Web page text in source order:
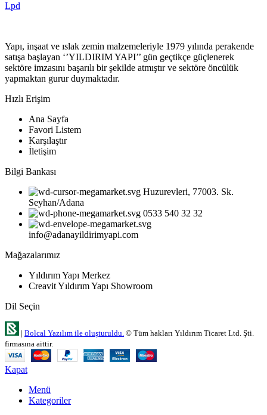
Lpd
Yapı, inşaat ve ıslak zemin malzemeleriyle 1979 yılında perakende
satışa başlayan ‘’YILDIRIM YAPI’’ gün geçtikçe güçlenerek
sektöre imzasını başarılı bir şekilde atmıştır ve sektöre öncülük
yapmaktan gurur duymaktadır.
Hızlı Erişim
Ana Sayfa
Favori Listem
Karşılaştır
İletişim
Bilgi Bankası
Huzurevleri, 77003. Sk.
Seyhan/Adana
0533 540 32 32
info@adanayildirimyapi.com
Mağazalarımız
Yıldırım Yapı Merkez
Creavit Yıldırım Yapı Showroom
Dil Seçin
| Bolcal Yazılım ile oluşturuldu. © Tüm hakları Yıldırım Ticaret Ltd. Şti.
firmasına aittir.
Kapat
Menü
Kategoriler